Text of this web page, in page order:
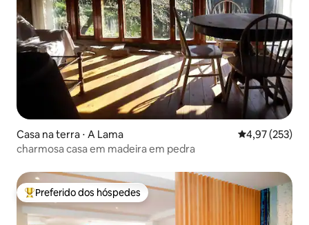
Casa na terra ⋅ A Lama 4,97 de uma
4,97 (253)
charmosa casa em madeira em pedra
Entre os melhores preferidos dos hóspedes
Preferido dos hóspedes